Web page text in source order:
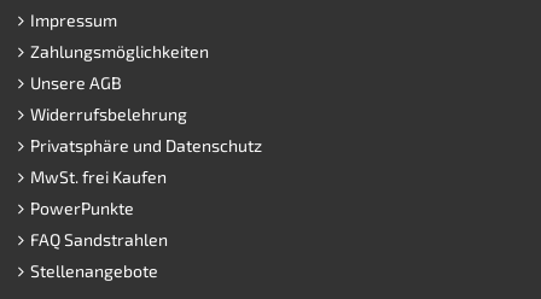
Impressum
Zahlungsmöglichkeiten
Unsere AGB
Widerrufsbelehrung
Privatsphäre und Datenschutz
MwSt. frei Kaufen
PowerPunkte
FAQ Sandstrahlen
Stellenangebote